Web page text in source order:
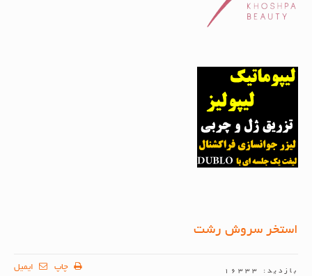
استخر سروش رشت
ایمیل چاپ بازدید: 16333